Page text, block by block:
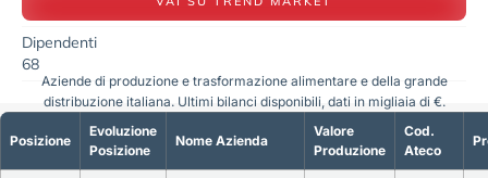
Dipendenti
68
Posizione
Evoluzione
Posizione
Nome Azienda
Valore
Produzione
Cod.
Ateco
Aziende di produzione e trasformazione alimentare e della grande
distribuzione italiana. Ultimi bilanci disponibili, dati in migliaia di €.